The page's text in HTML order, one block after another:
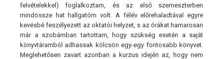
felvételekkel) foglalkoztam, és az első szemeszterben
mindössze hat hallgatóm volt. A félév előrehaladtával egyre
kevésbé feszélyezett az oktatói helyzet, s az órákat hamarosan
már a szobámban tartottam, hogy szükség esetén a saját
könyvtáramból adhassak kölcsön egy-egy fontosabb könyvet.
Meglehetősen zavart azonban a kurzus idején az, hogy nem